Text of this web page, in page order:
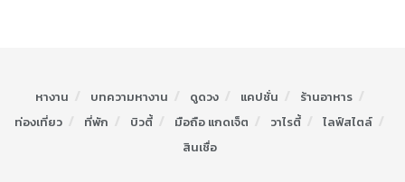
หางาน บทความหางาน ดูดวง แคปชั่น
ร้านอาหาร
ท่องเที่ยว
ที่พัก บิวตี้ มือถือ แกดเจ็ต วาไรตี้
ไลฟ์สไตล์
สินเชื่อ